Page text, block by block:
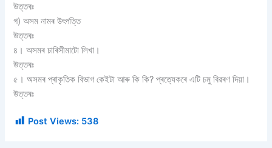
উত্তৰঃ
গ) অসম নামৰ উৎপত্তি
উত্তৰঃ
৪। অসমৰ চাৰিসীমাটো লিখা।
উত্তৰঃ
৫। অসমৰ প্ৰাকৃতিক বিভাগ কেইটা আৰু কি কি? প্ৰত্যেকৰে এটি চমু বিৱৰণ দিয়া।
উত্তৰঃ
Post Views: 538